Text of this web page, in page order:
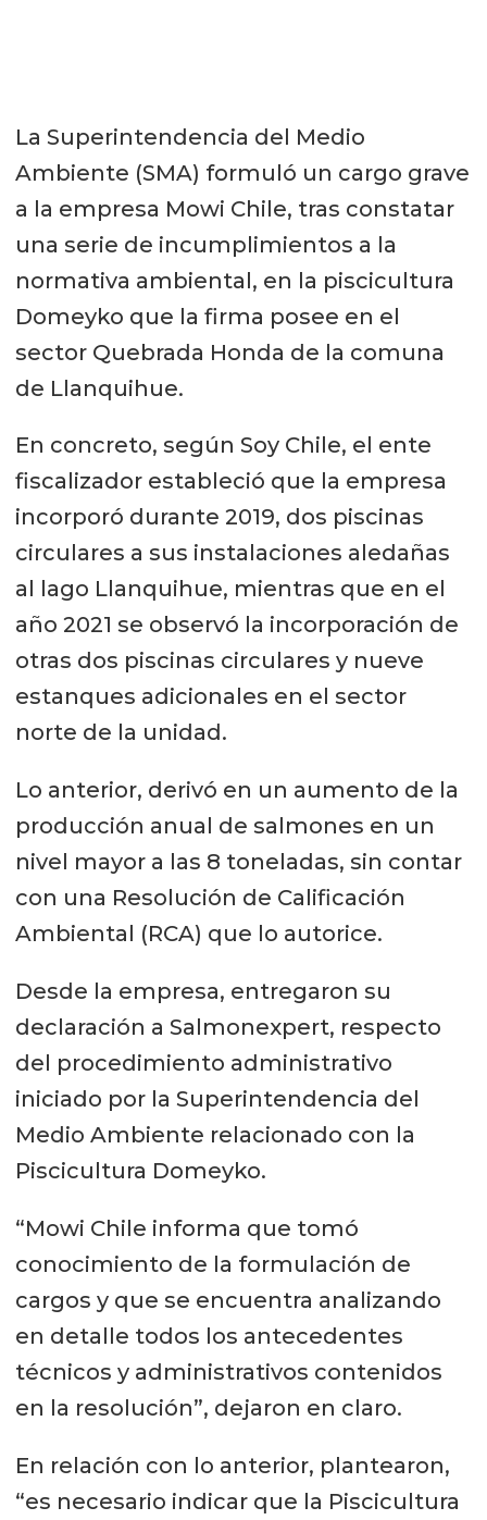
La Superintendencia del Medio
Ambiente (SMA) formuló un cargo grave
a la empresa Mowi Chile, tras constatar
una serie de incumplimientos a la
normativa ambiental, en la piscicultura
Domeyko que la firma posee en el
sector Quebrada Honda de la comuna
de Llanquihue.
En concreto, según Soy Chile, el ente
fiscalizador estableció que la empresa
incorporó durante 2019, dos piscinas
circulares a sus instalaciones aledañas
al lago Llanquihue, mientras que en el
año 2021 se observó la incorporación de
otras dos piscinas circulares y nueve
estanques adicionales en el sector
norte de la unidad.
Lo anterior, derivó en un aumento de la
producción anual de salmones en un
nivel mayor a las 8 toneladas, sin contar
con una Resolución de Calificación
Ambiental (RCA) que lo autorice.
Desde la empresa, entregaron su
declaración a Salmonexpert, respecto
del procedimiento administrativo
iniciado por la Superintendencia del
Medio Ambiente relacionado con la
Piscicultura Domeyko.
“Mowi Chile informa que tomó
conocimiento de la formulación de
cargos y que se encuentra analizando
en detalle todos los antecedentes
técnicos y administrativos contenidos
en la resolución”, dejaron en claro.
En relación con lo anterior, plantearon,
“es necesario indicar que la Piscicultura